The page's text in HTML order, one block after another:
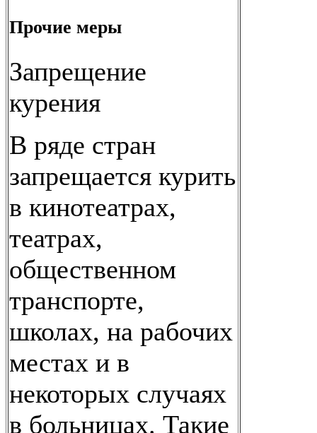
Прочие меры
Запрещение
курения
В ряде стран
запрещается курить
в кинотеатрах,
театрах,
общественном
транспорте,
школах, на рабочих
местах и в
некоторых случаях
в больницах. Такие